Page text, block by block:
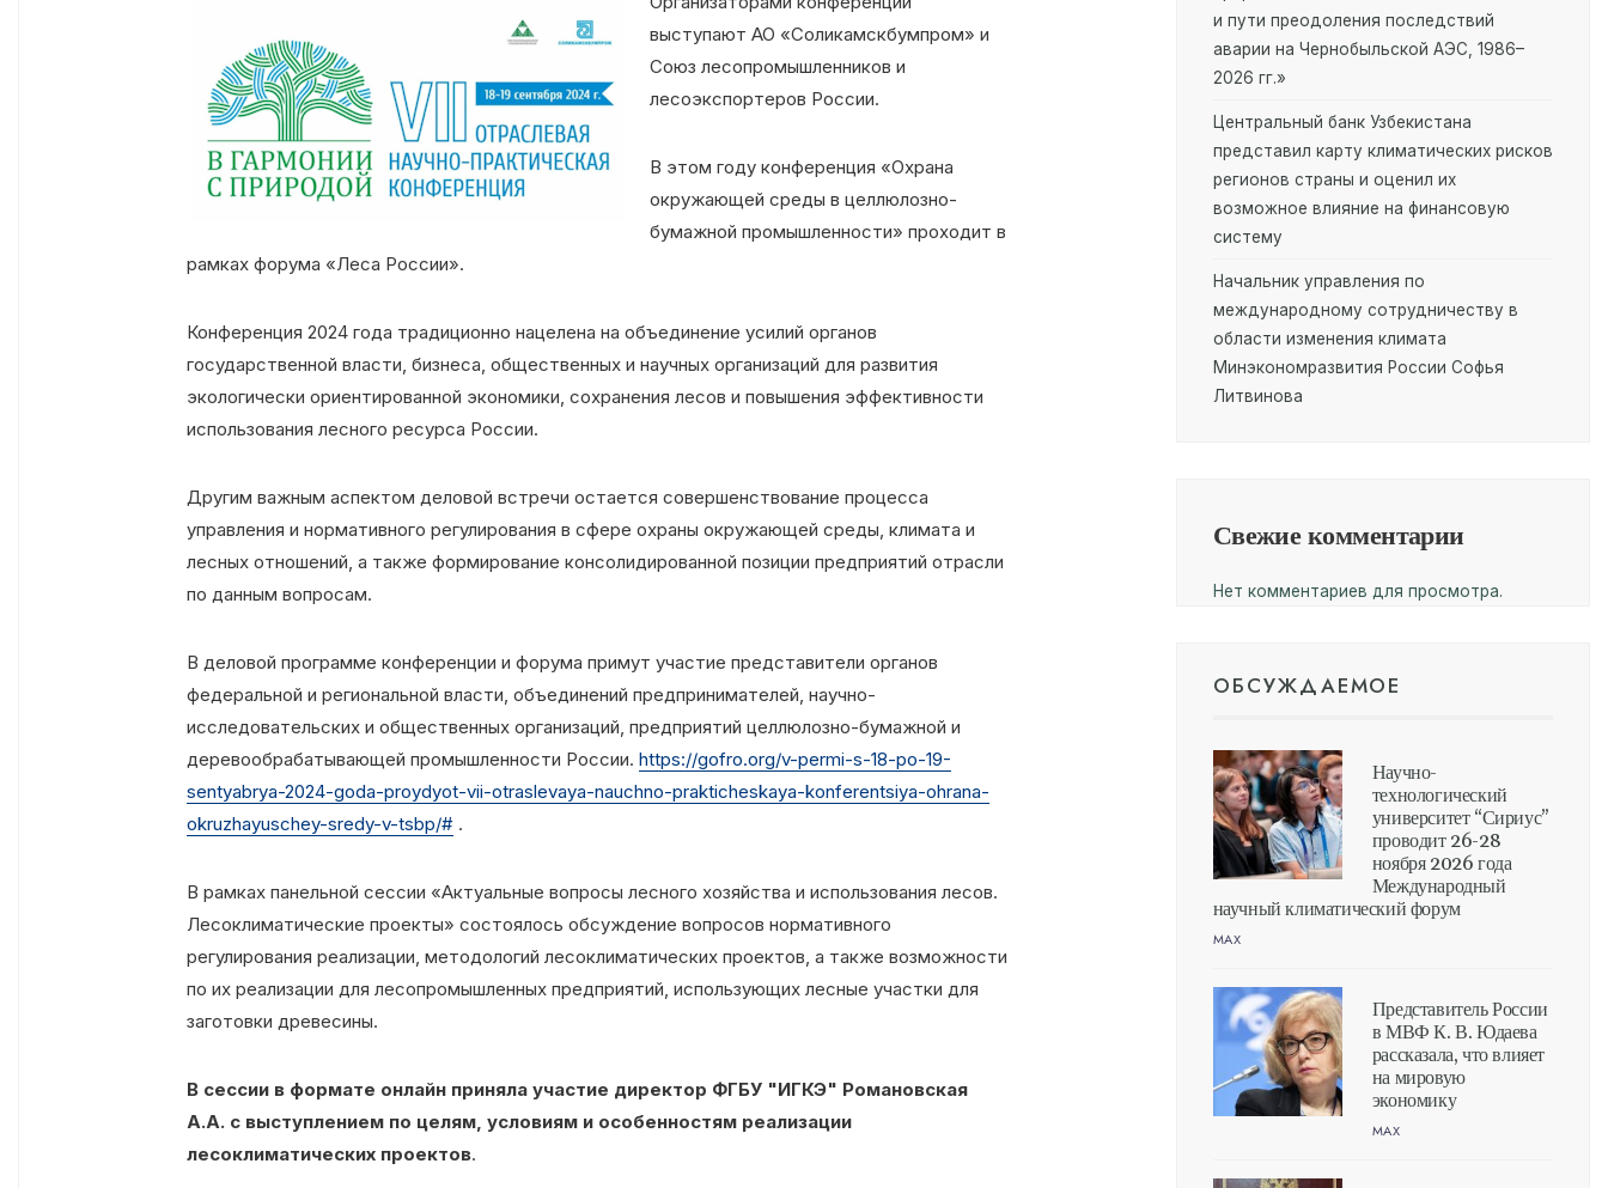
выступают АО «Соликамскбумпром» и
Союз лесопромышленников и
лесоэкспортеров России.
В этом году конференция «Охрана
окружающей среды в целлюлозно-
бумажной промышленности» проходит в
рамках форума «Леса России».
Конференция 2024 года традиционно нацелена на объединение усилий органов
государственной власти, бизнеса, общественных и научных организаций для развития
экологически ориентированной экономики, сохранения лесов и повышения эффективности
использования лесного ресурса России.
Другим важным аспектом деловой встречи остается совершенствование процесса
управления и нормативного регулирования в сфере охраны окружающей среды, климата и
лесных отношений, а также формирование консолидированной позиции предприятий отрасли
по данным вопросам.
В деловой программе конференции и форума примут участие представители органов
федеральной и региональной власти, объединений предпринимателей, научно-
исследовательских и общественных организаций, предприятий целлюлозно-бумажной и
деревообрабатывающей промышленности России. https://gofro.org/v-permi-s-18-po-19-
sentyabrya-2024-goda-proydyot-vii-otraslevaya-nauchno-prakticheskaya-konferentsiya-ohrana-
okruzhayuschey-sredy-v-tsbp/# .
В рамках панельной сессии «Актуальные вопросы лесного хозяйства и использования лесов.
Лесоклиматические проекты» состоялось обсуждение вопросов нормативного
регулирования реализации, методологий лесоклиматических проектов, а также возможности
по их реализации для лесопромышленных предприятий, использующих лесные участки для
заготовки древесины.
В сессии в формате онлайн приняла участие директор ФГБУ "ИГКЭ" Романовская
А.А. с выступлением по целям, условиям и особенностям реализации
лесоклиматических проектов.
и пути преодоления последствий
аварии на Чернобыльской АЭС, 1986–
2026 гг.»
Центральный банк Узбекистана
представил карту климатических рисков
регионов страны и оценил их
возможное влияние на финансовую
систему
Начальник управления по
международному сотрудничеству в
области изменения климата
Минэкономразвития России Софья
Литвинова
Свежие комментарии
Нет комментариев для просмотра.
ОБСУЖДАЕМОЕ
Научно-
технологический
университет “Сириус”
проводит 26-28
ноября 2026 года
Международный
научный климатический форум
MAX
Представитель России
в МВФ К. В. Юдаева
рассказала, что влияет
на мировую
экономику
MAX